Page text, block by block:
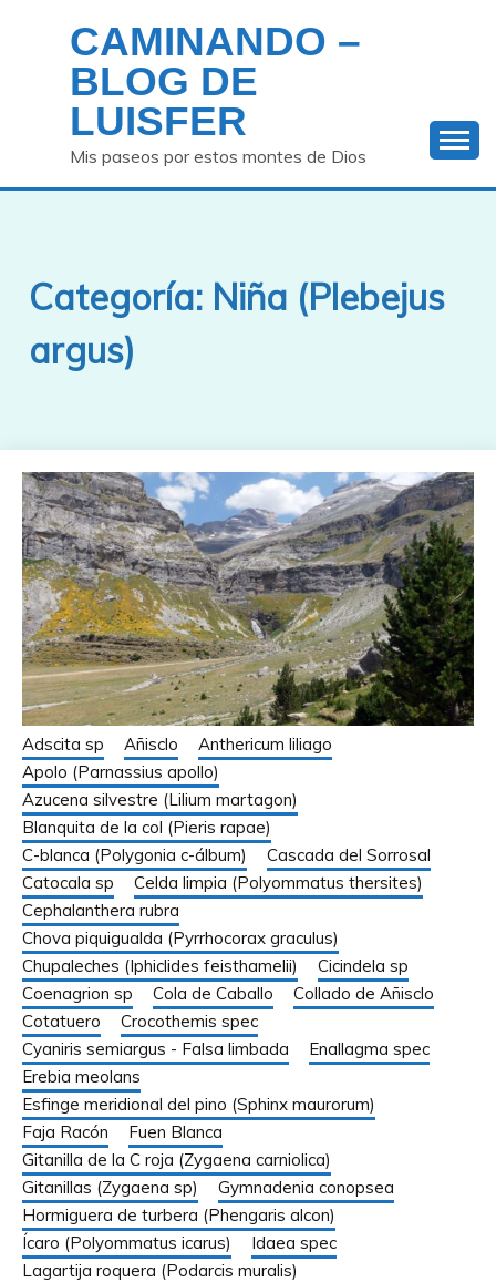
contenido
CAMINANDO –
BLOG DE
LUISFER
Mis paseos por estos montes de Dios
Categoría: Niña (Plebejus
argus)
Adscita sp Añisclo
Anthericum liliago
Apolo (Parnassius apollo)
Azucena silvestre (Lilium martagon)
Blanquita de la col (Pieris rapae)
C-blanca (Polygonia c-álbum)
Cascada del Sorrosal
Catocala sp
Celda limpia (Polyommatus thersites)
Cephalanthera rubra
Chova piquigualda (Pyrrhocorax graculus)
Chupaleches (Iphiclides feisthamelii)
Cicindela sp
Coenagrion sp
Cola de Caballo
Collado de Añisclo
Cotatuero
Crocothemis spec
Cyaniris semiargus - Falsa limbada
Enallagma spec
Erebia meolans
Esfinge meridional del pino (Sphinx maurorum)
Faja Racón
Fuen Blanca
Gitanilla de la C roja (Zygaena carniolica)
Gitanillas (Zygaena sp)
Gymnadenia conopsea
Hormiguera de turbera (Phengaris alcon)
Ícaro (Polyommatus icarus)
Idaea spec
Lagartija roquera (Podarcis muralis)